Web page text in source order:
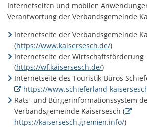
Internetseiten und mobilen
Verantwortung der Verbandsgemeinde
Internetseite der Verbandsgemeinde
(https://www.kaisersesch.de/)
Internetseite der Wirtschaftsförderung
(https://wf.kaisersesch.de/)
Internetseite des Touristik-Büros
https://www.schieferland-
Rats- und Bürgerinformationssystem
Verbandsgemeinde Kaisersesch (
https://kaisersesch.gremien.info/)